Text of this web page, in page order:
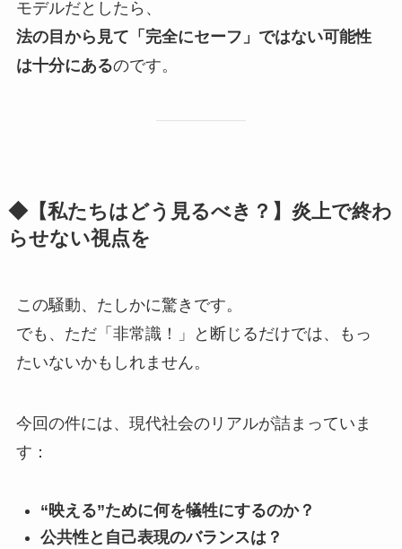
モデルだとしたら、
法の目から見て「完全にセーフ」ではない可能性
は十分にあるのです。
◆【私たちはどう見るべき？】炎上で終わ
らせない視点を
この騒動、たしかに驚きです。
でも、ただ「非常識！」と断じるだけでは、もっ
たいないかもしれません。
今回の件には、現代社会のリアルが詰まっていま
す：
“映える”ために何を犠牲にするのか？
公共性と自己表現のバランスは？